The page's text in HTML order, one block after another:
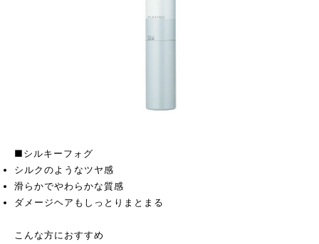
■シルキーフォグ
シルクのようなツヤ感
滑らかでやわらかな質感
ダメージヘアもしっとりまとまる
こんな方におすすめ